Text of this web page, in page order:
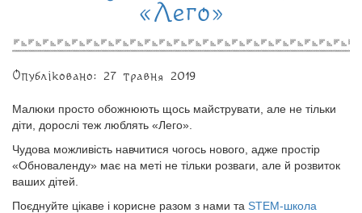
«Лего»
Опубліковано: 27 травня 2019
Малюки просто обожнюють щось майструвати, але не тільки
діти, дорослі теж люблять «Лего».
Чудова можливість навчитися чогось нового, адже простір
«Обноваленду» має на меті не тільки розваги, але й розвиток
ваших дітей.
Поєднуйте цікаве і корисне разом з нами та STEM-школа